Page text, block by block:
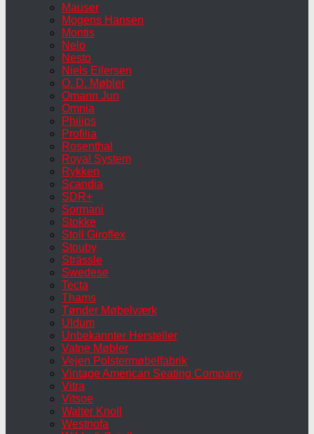
Mauser
Mogens Hansen
Montis
Nelo
Nesto
Niels Eilersen
O. D. Møbler
Omann Jun
Omnia
Philips
Profilia
Rosenthal
Royal System
Rykken
Scandia
SDR+
Sormani
Stokke
Stoll Giroflex
Stouby
Strässle
Swedese
Tecta
Thams
Tønder Møbelværk
Uldum
Unbekannter Hersteller
Vatne Møbler
Vejen Polstermøbelfabrik
Vintage American Seating Company
Vitra
Vitsoe
Walter Knoll
Westnofa